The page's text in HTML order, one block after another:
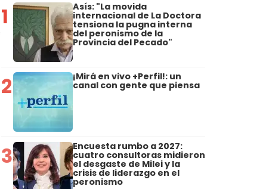
1 Asís: "La movida
internacional de La Doctora
tensiona la pugna interna
del peronismo de la
Provincia del Pecado"
2 ¡Mirá en vivo +Perfil!: un
canal con gente que piensa
3 Encuesta rumbo a 2027:
cuatro consultoras midieron
el desgaste de Milei y la
crisis de liderazgo en el
peronismo